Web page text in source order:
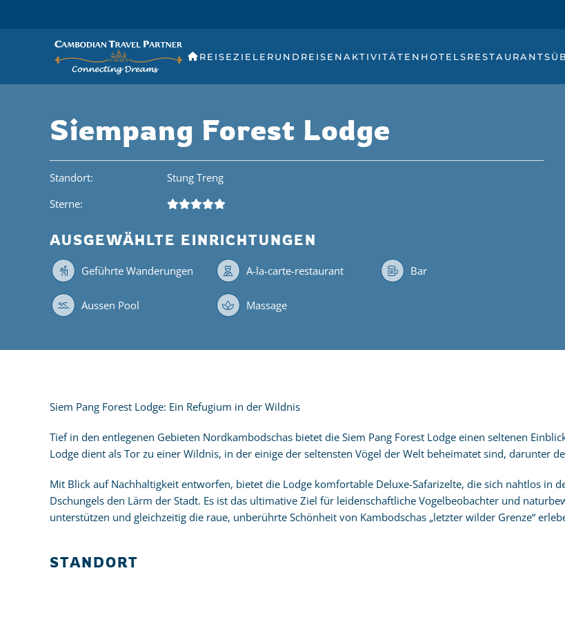
REISEZIELE RUNDREISENAKTIVITÄTEN HOTELSRESTAURANTS
Siempang Forest Lodge
Standort:
Stung Treng
Sterne:
AUSGEWÄHLTE EINRICHTUNGEN
Geführte Wanderungen A-la-carte-restaurant Bar
Aussen Pool Massage
Siem Pang Forest Lodge: Ein Refugium in der Wildnis
Tief in den entlegenen Gebieten Nordkambodschas bietet die Siem Pang Forest Lodge einen seltenen
Lodge dient als Tor zu einer Wildnis, in der einige der seltensten Vögel der Welt beheimatet sind, darunter
Mit Blick auf Nachhaltigkeit entworfen, bietet die Lodge komfortable Deluxe-Safarizelte, die sich nahtlos in
Dschungels den Lärm der Stadt. Es ist das ultimative Ziel für leidenschaftliche Vogelbeobachter und
unterstützen und gleichzeitig die raue, unberührte Schönheit von Kambodschas „letzter wilder Grenze“
STANDORT